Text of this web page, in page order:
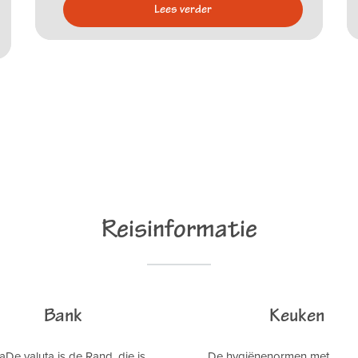
Reisinformatie
Bank Keuken